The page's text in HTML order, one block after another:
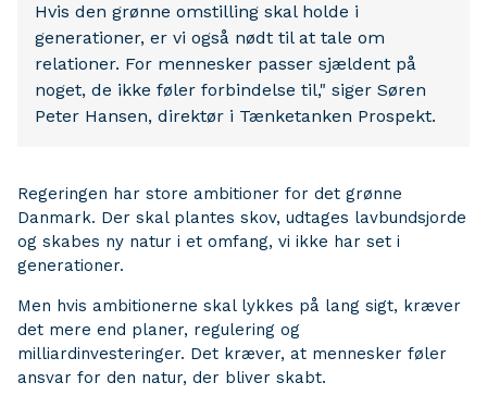
Hvis den grønne omstilling skal holde i
generationer, er vi også nødt til at tale om
relationer. For mennesker passer sjældent på
noget, de ikke føler forbindelse til," siger Søren
Peter Hansen, direktør i Tænketanken Prospekt.
Regeringen har store ambitioner for det grønne
Danmark. Der skal plantes skov, udtages lavbundsjorde
og skabes ny natur i et omfang, vi ikke har set i
generationer.
Men hvis ambitionerne skal lykkes på lang sigt, kræver
det mere end planer, regulering og
milliardinvesteringer. Det kræver, at mennesker føler
ansvar for den natur, der bliver skabt.